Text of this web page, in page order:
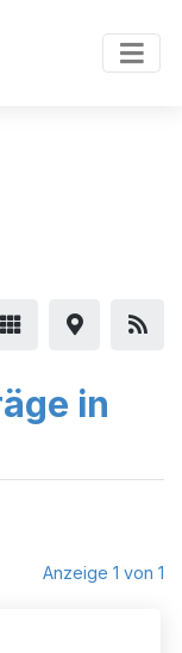
in
Anzeige 1 von 1